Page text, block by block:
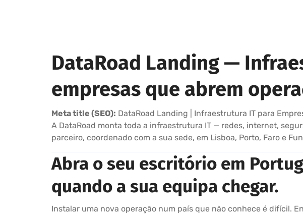
DataRoad Landing —
empresas que abrem
Meta title (SEO): DataRoad Landing | Infraestrutura IT para
A DataRoad monta toda a infraestrutura IT — redes, internet,
parceiro, coordenado com a sua sede, em Lisboa, Porto, Faro e
Abra o seu escritório em
quando a sua equipa chegar.
Instalar uma nova operação num país que não conhece é difícil.